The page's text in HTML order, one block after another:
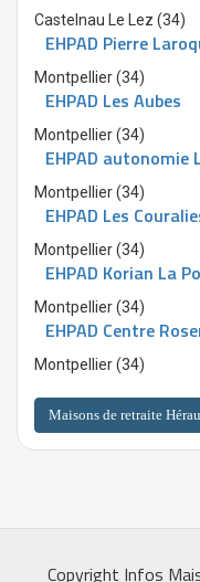
Castelnau Le Lez (34)
EHPAD Pierre
Montpellier (34)
EHPAD Les Aubes
Montpellier (34)
EHPAD autonomie
Montpellier (34)
EHPAD Les
Montpellier (34)
EHPAD Korian La
Montpellier (34)
EHPAD Centre
Montpellier (34)
Maisons de retraite
Copyright Infos